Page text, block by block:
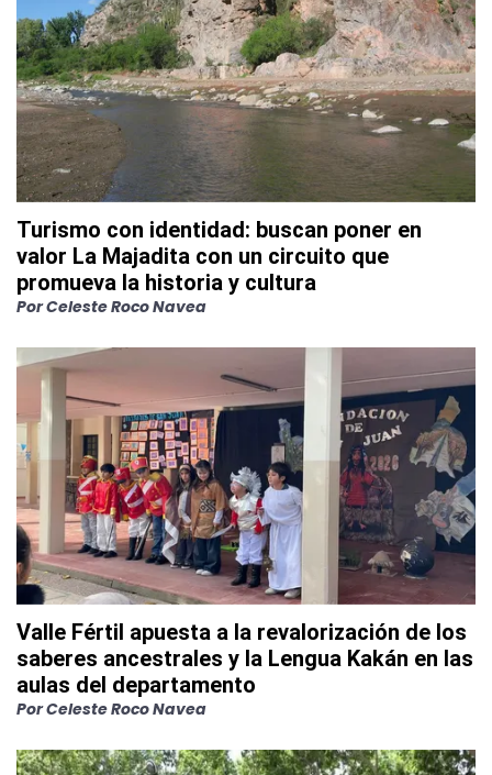
Turismo con identidad: buscan poner en
valor La Majadita con un circuito que
promueva la historia y cultura
PorCeleste Roco Navea
Valle Fértil apuesta a la revalorización de los
saberes ancestrales y la Lengua Kakán en las
aulas del departamento
PorCeleste Roco Navea